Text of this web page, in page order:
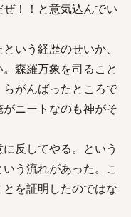
！！と意気込んでい
いう経歴のせいか、
森羅万象を司ること
がんばったところで
ニートなのも神がそ
反してやる。という
う流れがあった。こ
を証明したのではな